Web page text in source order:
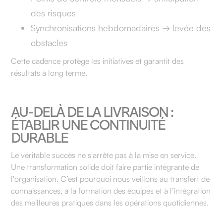
des risques
Synchronisations hebdomadaires → levée des
obstacles
Cette cadence protège les initiatives et garantit des
résultats à long terme.
AU-DELÀ DE LA LIVRAISON :
ÉTABLIR UNE CONTINUITÉ
DURABLE
Le véritable succès ne s'arrête pas à la mise en service.
Une transformation solide doit faire partie intégrante de
l'organisation. C’est pourquoi nous veillons au transfert de
connaissances, à la formation des équipes et à l’intégration
des meilleures pratiques dans les opérations quotidiennes.